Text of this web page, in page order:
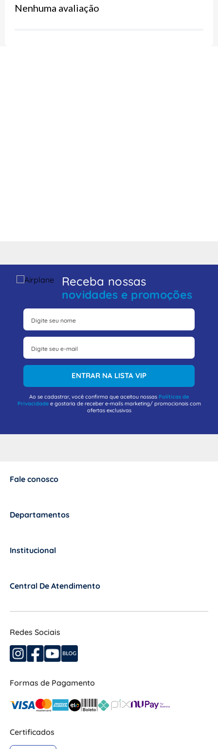
Nenhuma avaliação
Receba nossas
novidades e promoções
ENTRAR NA LISTA VIP
Ao se cadastrar, você confirma que aceitou nossas Políticas de
Privacidadee gostaria de receber e-mails marketing/ promocionais com
ofertas exclusivas
Fale conosco
Departamentos
Institucional
Central De Atendimento
Redes Sociais
Formas de Pagamento
Certificados